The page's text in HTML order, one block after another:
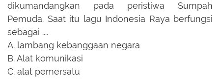
dikumandangkan pada peristiwa Sumpah
Pemuda. Saat itu lagu Indonesia Raya berfungsi
sebagai ....
A. lambang kebanggaan negara
B.Alat komunikasi
C. alat pemersatu